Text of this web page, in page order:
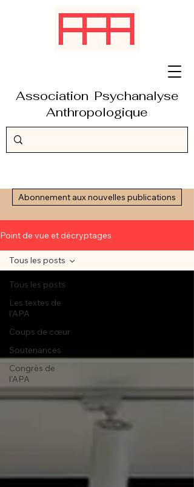
Association Psychanalyse
Anthropologique
Abonnement aux nouvelles publications
Point de vue et décryptages
Tous les posts
Les textes de
l'APA
Coups de cœur
Soutenances
Congrès de
l'APA
Tous les posts